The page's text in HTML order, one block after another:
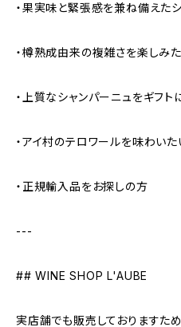
・果実味と緊張感を兼ね備えた
・樽熟成由来の複雑さを楽しみ
・上質なシャンパーニュをギフト
・アイ村のテロワールを味わい
・正規輸入品をお探しの方
---
## WINE SHOP L'AUBE
実店舗でも販売しておりますた